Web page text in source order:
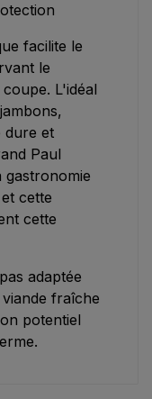
facilite le
le
L'idéal
dure et
Paul
gastronomie
cette
cette
adaptée
fraîche
potentiel